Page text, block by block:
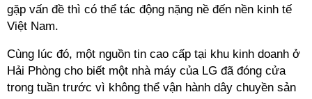
gặp vấn đề thì có thể tác động nặng nề đến nền kinh tế
Việt Nam.
Cùng lúc đó, một nguồn tin cao cấp tại khu kinh doanh ở
Hải Phòng cho biết một nhà máy của LG đã đóng cửa
trong tuần trước vì không thể vận hành dây chuyền sản